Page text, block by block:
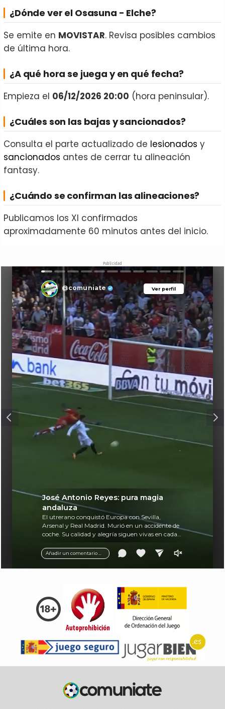
¿Dónde ver el Osasuna - Elche?
Se emite en MOVISTAR. Revisa posibles cambios
de última hora.
¿A qué hora se juega y en qué fecha?
Empieza el 06/12/2026 20:00 (hora peninsular).
¿Cuáles son las bajas y sancionados?
Consulta el parte actualizado de lesionados y
sancionados antes de cerrar tu alineación
fantasy.
¿Cuándo se confirman las alineaciones?
Publicamos los XI confirmados
aproximadamente 60 minutos antes del inicio.
Publicidad
Ver perfil
@comuniate Ver perfil
Añadir un comentario ...
José Antonio Reyes: pura magia
andaluza
El utrerano conquistó Europa con Sevilla,
Arsenal y Real Madrid. Murió en un accidente de
coche. Su calidad y alegría siguen vivas en cada